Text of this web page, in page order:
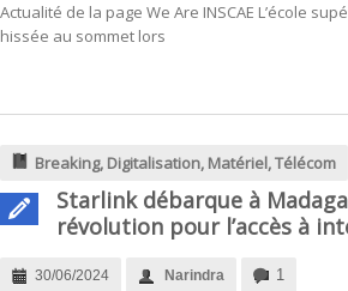
Actualité de la page We Are INSCAE L’école
hissée au sommet lors
Breaking, Digitalisation, Matériel,Télécom
Starlink débarque à
révolution pour l’accès à
30/06/2024 Narindra 1